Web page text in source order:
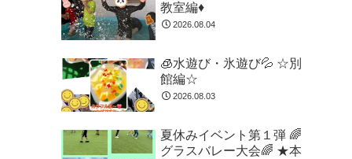
教室編♦
2026.08.04
🧊水遊び・氷遊び💦 ☆別
館編☆
2026.08.03
夏休みイベント第１弾 🌈
グラスバレー大会🌈 ★本